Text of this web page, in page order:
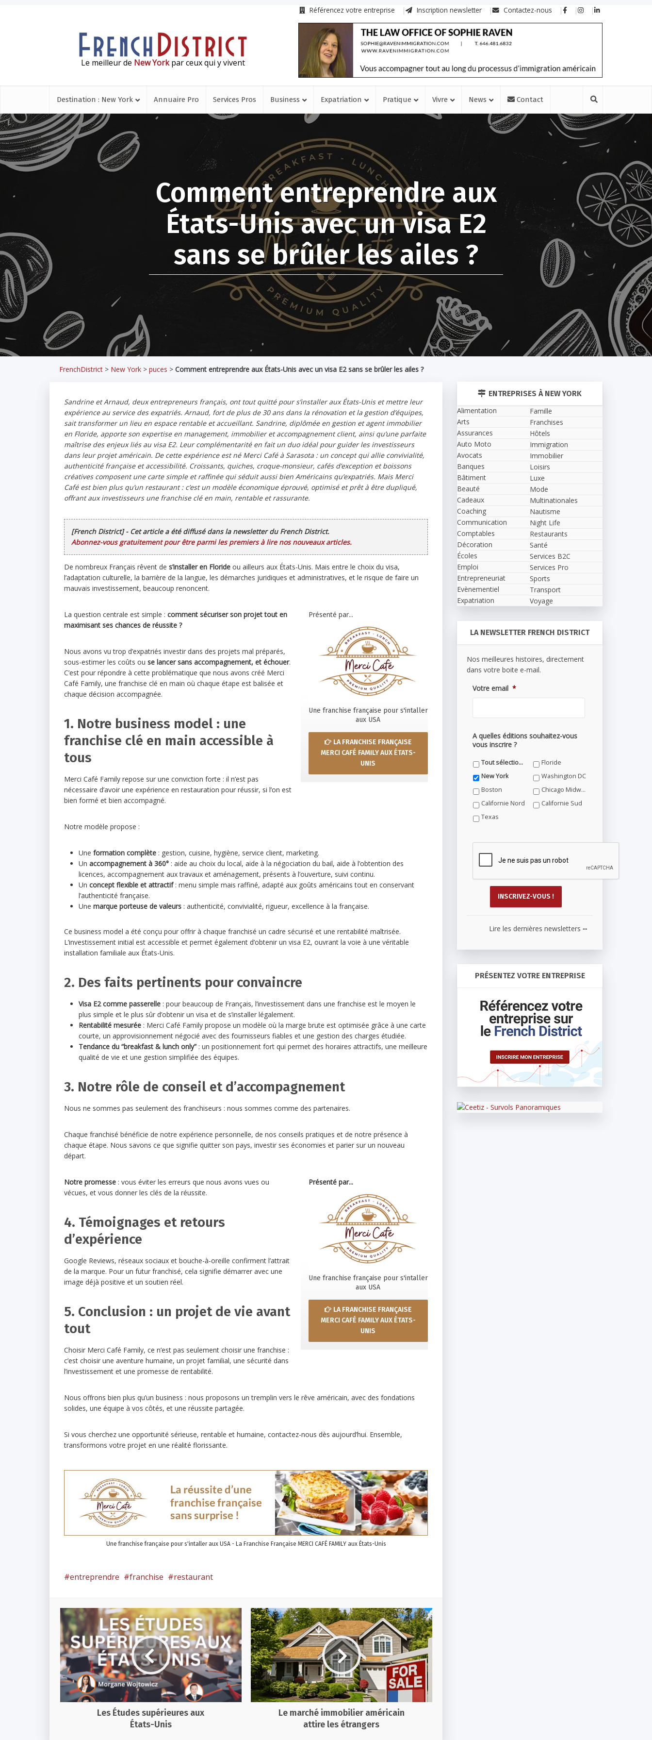
Référencez votre entreprise Inscription newsletter Contactez-nous
Le meilleur de New Yorkpar ceux qui y vivent
Destination : New York Annuaire Pro Services Pros Business Expatriation Pratique Vivre News Contact
Comment entreprendre aux
États-Unis avec un visa E2
sans se brûler les ailes ?
FrenchDistrict > New York > puces > Comment entreprendre aux États-Unis avec un visa E2 sans se brûler les ailes ?
Sandrine et Arnaud, deux entrepreneurs français, ont tout quitté pour s’installer aux États-Unis et mettre leur
expérience au service des expatriés. Arnaud, fort de plus de 30 ans dans la rénovation et la gestion d’équipes,
sait transformer un lieu en espace rentable et accueillant. Sandrine, diplômée en gestion et agent immobilier
en Floride, apporte son expertise en management, immobilier et accompagnement client, ainsi qu’une parfaite
maîtrise des enjeux liés au visa E2. Leur complémentarité en fait un duo idéal pour guider les investisseurs
dans leur projet américain. De cette expérience est né Merci Café à Sarasota : un concept qui allie convivialité,
authenticité française et accessibilité. Croissants, quiches, croque-monsieur, cafés d’exception et boissons
créatives composent une carte simple et raffinée qui séduit aussi bien Américains qu’expatriés. Mais Merci
Café est bien plus qu’un restaurant : c’est un modèle économique éprouvé, optimisé et prêt à être dupliqué,
offrant aux investisseurs une franchise clé en main, rentable et rassurante.
[French District] - Cet article a été diffusé dans la newsletter du French District.
Abonnez-vous gratuitement pour être parmi les premiers à lire nos nouveaux articles.
De nombreux Français rêvent de s’installer en Floride ou ailleurs aux États-Unis. Mais entre le choix du visa,
l’adaptation culturelle, la barrière de la langue, les démarches juridiques et administratives, et le risque de faire un
mauvais investissement, beaucoup renoncent.
Présenté par...
Une franchise française pour s'intaller
aux USA
LA FRANCHISE FRANÇAISE
MERCI CAFÉ FAMILY AUX ÉTATS-
UNIS
La question centrale est simple : comment sécuriser son projet tout en
maximisant ses chances de réussite ?
Nous avons vu trop d’expatriés investir dans des projets mal préparés,
sous-estimer les coûts ou se lancer sans accompagnement, et échouer.
C’est pour répondre à cette problématique que nous avons créé Merci
Café Family, une franchise clé en main où chaque étape est balisée et
chaque décision accompagnée.
1. Notre business model : une
franchise clé en main accessible à
tous
Merci Café Family repose sur une conviction forte : il n’est pas
nécessaire d’avoir une expérience en restauration pour réussir, si l’on est
bien formé et bien accompagné.
Notre modèle propose :
Une formation complète : gestion, cuisine, hygiène, service client, marketing.
Un accompagnement à 360° : aide au choix du local, aide à la négociation du bail, aide à l’obtention des
licences, accompagnement aux travaux et aménagement, présents à l’ouverture, suivi continu.
Un concept flexible et attractif: menu simple mais raffiné, adapté aux goûts américains tout en conservant
l’authenticité française.
Une marque porteuse de valeurs : authenticité, convivialité, rigueur, excellence à la française.
Ce business model a été conçu pour offrir à chaque franchisé un cadre sécurisé et une rentabilité maîtrisée.
L’investissement initial est accessible et permet également d’obtenir un visa E2, ouvrant la voie à une véritable
installation familiale aux États-Unis.
2. Des faits pertinents pour convaincre
Visa E2 comme passerelle : pour beaucoup de Français, l’investissement dans une franchise est le moyen le
plus simple et le plus sûr d’obtenir un visa et de s’installer légalement.
Rentabilité mesurée : Merci Café Family propose un modèle où la marge brute est optimisée grâce à une carte
courte, un approvisionnement négocié avec des fournisseurs fiables et une gestion des charges étudiée.
Tendance du “breakfast & lunch only” : un positionnement fort qui permet des horaires attractifs, une meilleure
qualité de vie et une gestion simplifiée des équipes.
3. Notre rôle de conseil et d’accompagnement
Nous ne sommes pas seulement des franchiseurs : nous sommes comme des partenaires.
Chaque franchisé bénéficie de notre expérience personnelle, de nos conseils pratiques et de notre présence à
chaque étape. Nous savons ce que signifie quitter son pays, investir ses économies et parier sur un nouveau
départ.
Présenté par...
Une franchise française pour s'intaller
aux USA
LA FRANCHISE FRANÇAISE
MERCI CAFÉ FAMILY AUX ÉTATS-
UNIS
Notre promesse : vous éviter les erreurs que nous avons vues ou
vécues, et vous donner les clés de la réussite.
4. Témoignages et retours
d’expérience
Google Reviews, réseaux sociaux et bouche-à-oreille confirment l’attrait
de la marque. Pour un futur franchisé, cela signifie démarrer avec une
image déjà positive et un soutien réel.
5. Conclusion : un projet de vie avant
tout
Choisir Merci Café Family, ce n’est pas seulement choisir une franchise :
c’est choisir une aventure humaine, un projet familial, une sécurité dans
l’investissement et une promesse de rentabilité.
Nous offrons bien plus qu’un business : nous proposons un tremplin vers le rêve américain, avec des fondations
solides, une équipe à vos côtés, et une réussite partagée.
Si vous cherchez une opportunité sérieuse, rentable et humaine, contactez-nous dès aujourd’hui. Ensemble,
transformons votre projet en une réalité florissante.
Une franchise française pour s'intaller aux USA - La Franchise Française MERCI CAFÉ FAMILY aux États-Unis
entreprendre franchise restaurant
Les Études supérieures aux
États-Unis
Le marché immobilier américain
attire les étrangers
ENTREPRISES À NEW YORK
Alimentation
Arts
Assurances
Auto Moto
Avocats
Banques
Bâtiment
Beauté
Cadeaux
Coaching
Communication
Comptables
Décoration
Écoles
Emploi
Entrepreneuriat
Evènementiel
Expatriation
Famille
Franchises
Hôtels
Immigration
Immobilier
Loisirs
Luxe
Mode
Multinationales
Nautisme
Night Life
Restaurants
Santé
Services B2C
Services Pro
Sports
Transport
Voyage
LA NEWSLETTER FRENCH DISTRICT
Nos meilleures histoires, directement
dans votre boite e-mail.
Votre email *
A quelles éditions souhaitez-vous
vous inscrire ?
Tout sélectionner
Floride
New York
Washington DC
Boston
Chicago Midwest
Californie Nord
Californie Sud
Texas
Lire les dernières newsletters ...
PRÉSENTEZ VOTRE ENTREPRISE